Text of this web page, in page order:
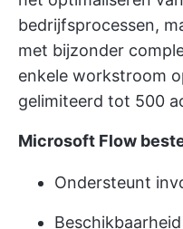
bedrijfsprocessen,
met bijzonder
enkele workstroom
gelimiteerd tot 500
Microsoft Flow
Ondersteunt